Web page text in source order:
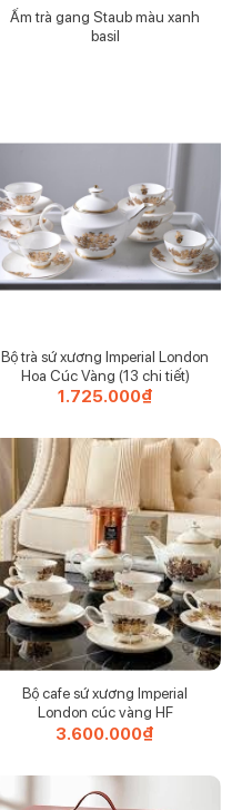
Ấm trà gang Staub màu xanh
basil
Bộ trà sứ xương Imperial London
Hoa Cúc Vàng (13 chi tiết)
1.725.000₫
Bộ cafe sứ xương Imperial
London cúc vàng HF
3.600.000₫